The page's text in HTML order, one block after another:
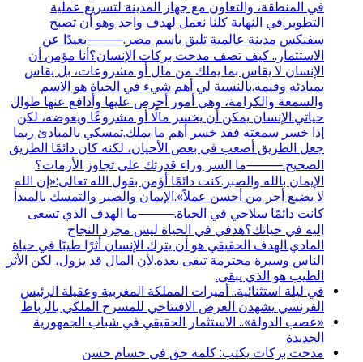
في المنطقة، والتعاون مع جهاز المدينة لتسريع عملية
التطوير.في النهاية كلنا نعمل لهدف واحد وهو أن تصبح
سفنكس مدينة عالمية تليق باسم مصر.⸻بعيدًا عن
الاستثمار.. كيف تصف مدحت بركات الإنسان؟أنا مؤمن أن
الإنسان لا يقاس بما يملك من مال أو مشروعات، بل يقاس
بمبادئه وقيمه.بالنسبة لي أهم شيء في الحياة هو الاسم
والسمعة والكرامة، وهي أمور أحرص عليها وأدافع عنها طوال
حياتي.الإنسان يمكن أن يخسر مالًا أو مشروعًا ويعوضه، لكن
إذا خسر سمعته فقد خسر أهم ما يملك.تمسكي بالمبادئ ربما
جعل الطريق أصعب في بعض الأحيان، لكنه كان دائمًا الطريق
الصحيح.⸻ما السر وراء قدرتك على تجاوز الأزمات؟
الإيمان بالله والصبر.كنت دائمًا أؤمن بقول الله تعالى:«إن الله
لا يضيع أجر من أحسن عملاً».الإيمان والصبر والتمسك بالمبدأ
كانت دائمًا سلاحي في الحياة.⸻ما الهدف الذي تسعى
إليه في حياتك؟هدفي في الحياة ليس مجرد النجاح
المادي.الهدف الحقيقي هو أن يترك الإنسان أثرًا طيبًا في حياة
الناس وسيرة محترمة تبقى بعده.لأن المال قد يزول، لكن الأثر
الطيب هو الذي يبقى.
في ليلة استثنائية.. أميرات المملكة المغربية وعقيلة الرئيس
الفرنسي يشهدن العرض الافتتاحي للمسرح الملكي بالرباط
«عصب الدولة».. الاستثمار الحقيقي في شباب الجمهورية
الجديدة
مدحت بركات يكتب: كلمة حق في حسام حسن